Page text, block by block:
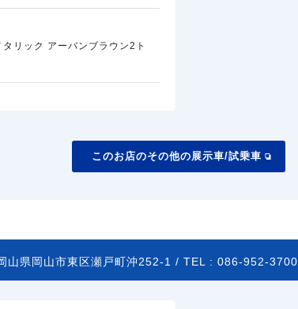
リック アーバンブラウン2ト
このお店のその他の展示車/試乗車
山県岡山市東区瀬戸町沖252-1 / TEL : 086-952-3700